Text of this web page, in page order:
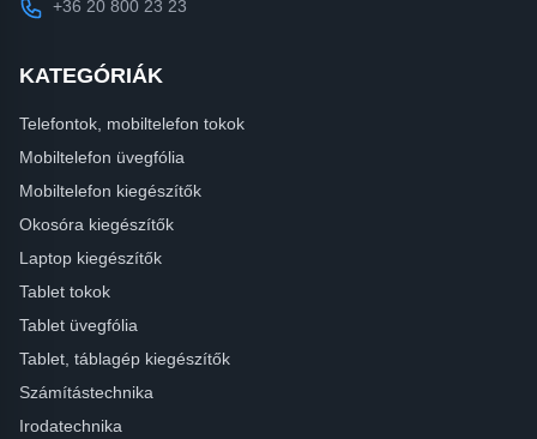
+36 20 800 23 23
KATEGÓRIÁK
Telefontok, mobiltelefon tokok
Mobiltelefon üvegfólia
Mobiltelefon kiegészítők
Okosóra kiegészítők
Laptop kiegészítők
Tablet tokok
Tablet üvegfólia
Tablet, táblagép kiegészítők
Számítástechnika
Irodatechnika